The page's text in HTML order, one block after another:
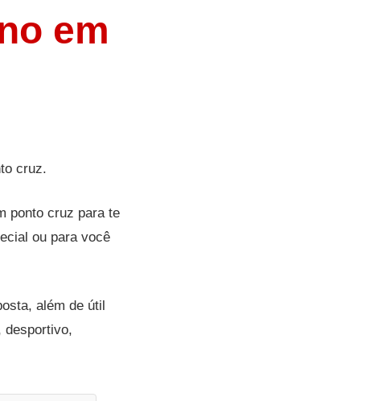
em
cruz.
ponto cruz para te
ou para você
além de útil
desportivo,